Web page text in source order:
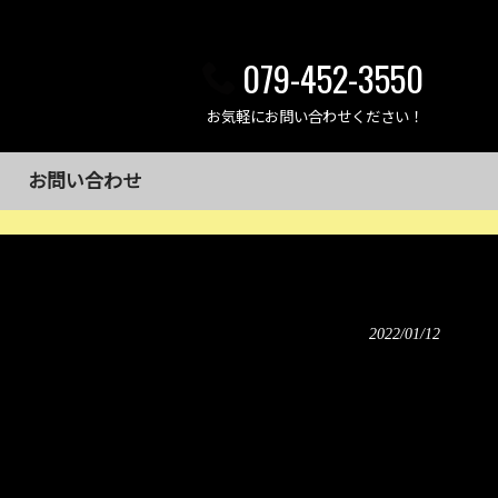
079-452-3550
お気軽にお問い合わせください！
お問い合わせ
2022/01/12